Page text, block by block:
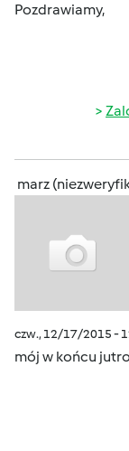
Pozdrawiamy,
marz
czw., 12/17/2015 -
mój w końcu